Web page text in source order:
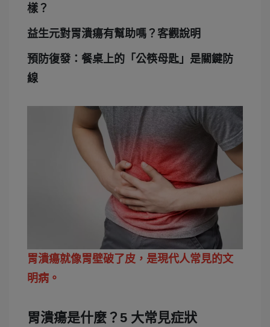
樣？
益生元對胃潰瘍有幫助嗎？客觀說明
預防復發：餐桌上的「公筷母匙」是關鍵防
線
胃潰瘍就像胃壁破了皮，是現代人常見的文
明病。
胃潰瘍是什麼？5 大常見症狀